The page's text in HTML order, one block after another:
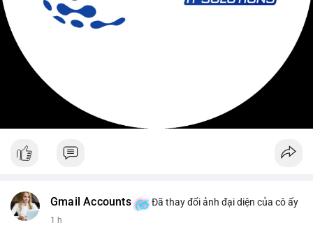
Gmail Accounts Đã thay đổi ảnh đại diện của cô ấy
1 h